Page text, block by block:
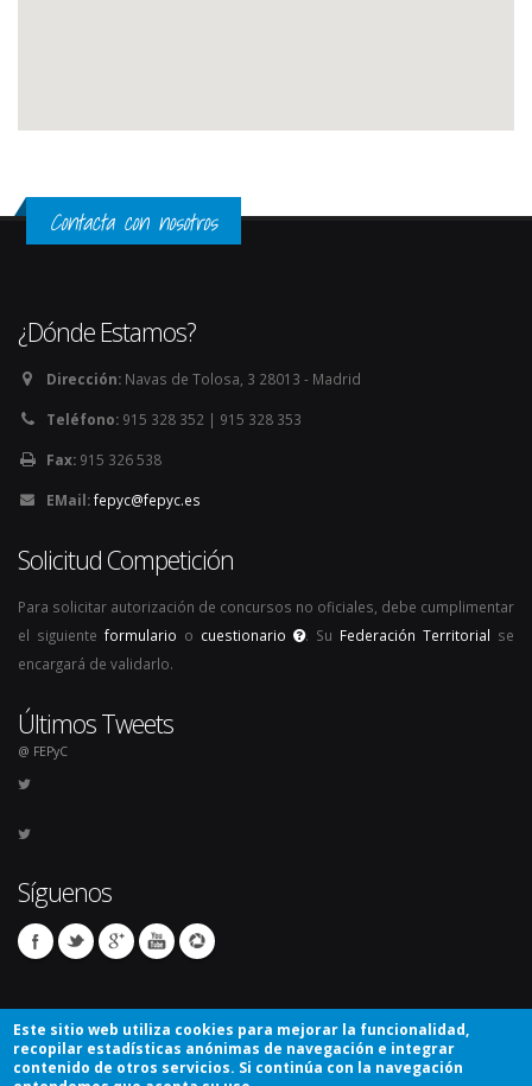
Contacta con nosotros
¿Dónde Estamos?
Dirección: Navas de Tolosa, 3 28013 - Madrid
Teléfono: 915 328 352 | 915 328 353
Fax: 915 326 538
EMail:fepyc@fepyc.es
Solicitud Competición
Para solicitar autorización de concursos no oficiales, debe cumplimentar
el siguiente formulario o cuestionario . Su Federación Territorial se
encargará de validarlo.
Últimos Tweets
@ FEPyC
Síguenos
Este sitio web utiliza cookies para mejorar la funcionalidad,
recopilar estadísticas anónimas de navegación e integrar
contenido de otros servicios. Si continúa con la navegación